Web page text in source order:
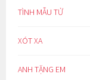
TÌNH MẪU TỬ
XÓT XA
ANH TẶNG EM